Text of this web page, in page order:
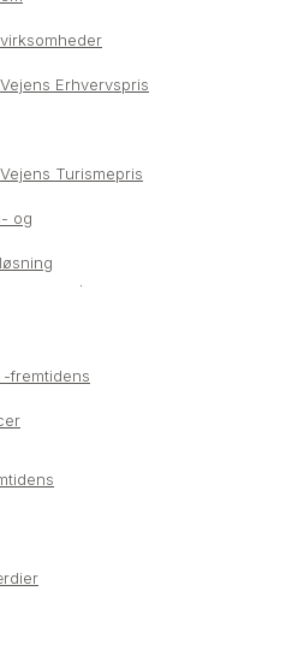
Erhvervspris
Turismepris
og
-fremtidens
Erhvervspris
Turismepris